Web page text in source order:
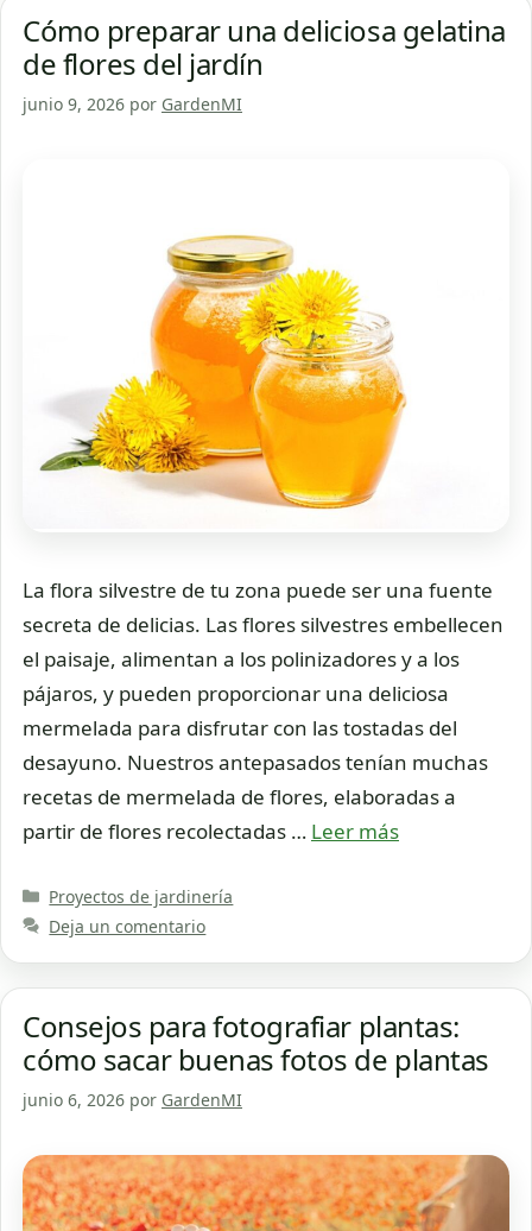
Cómo preparar una deliciosa gelatina
de flores del jardín
junio 9, 2026 por GardenMI
La flora silvestre de tu zona puede ser una fuente
secreta de delicias. Las flores silvestres embellecen
el paisaje, alimentan a los polinizadores y a los
pájaros, y pueden proporcionar una deliciosa
mermelada para disfrutar con las tostadas del
desayuno. Nuestros antepasados tenían muchas
recetas de mermelada de flores, elaboradas a
partir de flores recolectadas … Leer más
Categorías
Proyectos de jardinería
Deja un comentario
Consejos para fotografiar plantas:
cómo sacar buenas fotos de plantas
junio 6, 2026 por GardenMI